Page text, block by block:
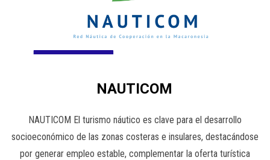
NAUTICOM
NAUTICOM El turismo náutico es clave para el desarrollo
socioeconómico de las zonas costeras e insulares, destacándose
por generar empleo estable, complementar la oferta turística